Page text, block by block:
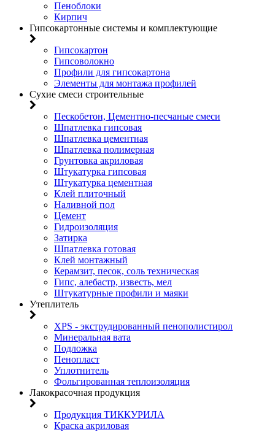
Пеноблоки
Кирпич
Гипсокартонные системы и комплектующие
Гипсокартон
Гипсоволокно
Профили для гипсокартона
Элементы для монтажа профилей
Сухие смеси строительные
Пескобетон, Цементно-песчаные смеси
Шпатлевка гипсовая
Шпатлевка цементная
Шпатлевка полимерная
Грунтовка акриловая
Штукатурка гипсовая
Штукатурка цементная
Клей плиточный
Наливной пол
Цемент
Гидроизоляция
Затирка
Шпатлевка готовая
Клей монтажный
Керамзит, песок, соль техническая
Гипс, алебастр, известь, мел
Штукатурные профили и маяки
Утеплитель
XPS - экструдированный пенополистирол
Минеральная вата
Подложка
Пенопласт
Уплотнитель
Фольгированная теплоизоляция
Лакокрасочная продукция
Продукция ТИККУРИЛА
Краска акриловая